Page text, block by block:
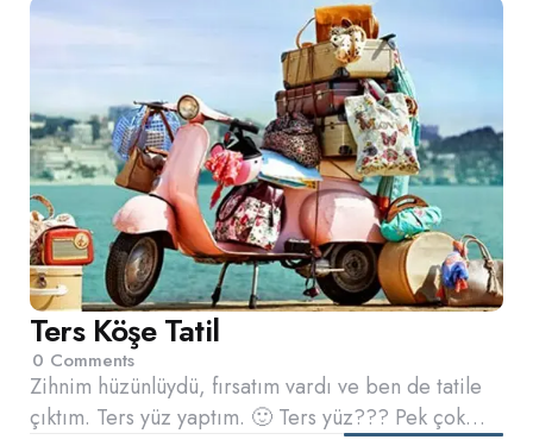
Ters Köşe Tatil
0 Comments
Zihnim hüzünlüydü, fırsatım vardı ve ben de tatile
çıktım. Ters yüz yaptım. 🙂 Ters yüz??? Pek çok…